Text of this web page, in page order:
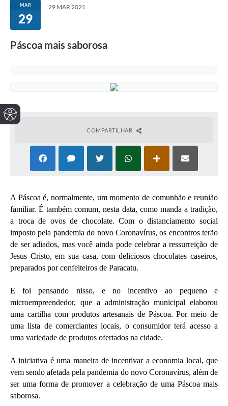
MAR
29
29 MAR 2021
Páscoa mais saborosa
COMPARTILHAR
A Páscoa é, normalmente, um momento de comunhão e reunião
familiar. É também comum, nesta data, como manda a tradição,
a troca de ovos de chocolate. Com o distanciamento social
imposto pela pandemia do novo Coronavírus, os encontros terão
de ser adiados, mas você ainda pode celebrar a ressurreição de
Jesus Cristo, em sua casa, com deliciosos chocolates caseiros,
preparados por confeiteiros de Paracatu.
E foi pensando nisso, e no incentivo ao pequeno e
microempreendedor, que a administração municipal elaborou
uma cartilha com produtos artesanais de Páscoa. Por meio de
uma lista de comerciantes locais, o consumidor terá acesso a
uma variedade de produtos ofertados na cidade.
A iniciativa é uma maneira de incentivar a economia local, que
vem sendo afetada pela pandemia do novo Coronavírus, além de
ser uma forma de promover a celebração de uma Páscoa mais
saborosa.